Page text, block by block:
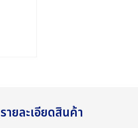
รายละเอียดสินค้า